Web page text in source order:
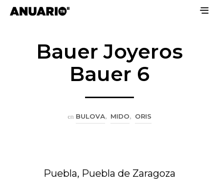
Bauer Joyeros
Bauer 6
en BULOVA, MIDO, ORIS
Puebla, Puebla de Zaragoza